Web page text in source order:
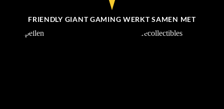
FRIENDLY GIANT GAMING WERKT SAMEN MET